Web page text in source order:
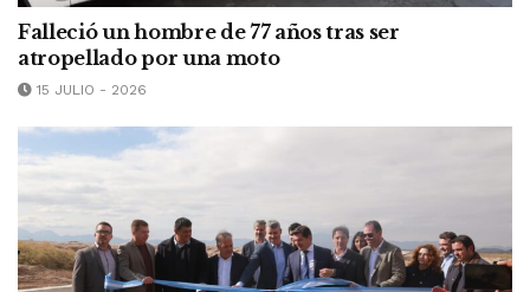
Falleció un hombre de 77 años tras ser
atropellado por una moto
15 JULIO - 2026